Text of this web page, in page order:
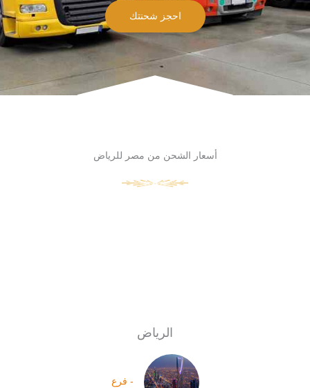
احجز شحنتك
أسعار الشحن من مصر للرياض
الرياض
- فرع